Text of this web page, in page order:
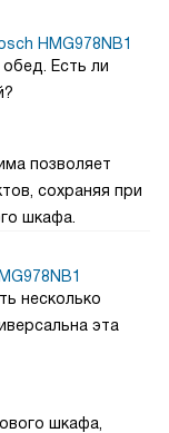
HMG978NB1
Есть ли
позволяет
сохраняя при
шкафа.
несколько
эта
шкафа,